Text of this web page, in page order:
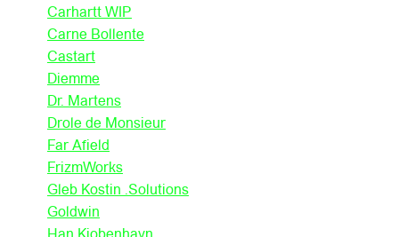
Carhartt WIP
Carne Bollente
Castart
Diemme
Dr. Martens
Drole de Monsieur
Far Afield
FrizmWorks
Gleb Kostin .Solutions
Goldwin